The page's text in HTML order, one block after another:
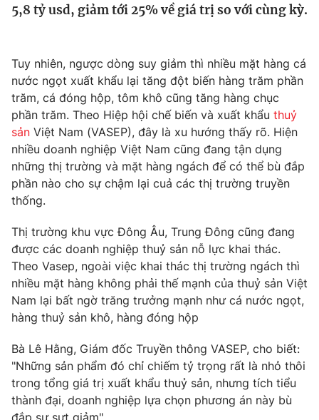
Thế giới đó đây
Câu chuyện quốc tế
Kinh tế
Tài chính
Thị trường
Góc doanh nghiệp
Dữ liệu và đời sống
Truyền hình
Phim VTV
Hậu trường
Nhân vật
Khán giả
Giải sao mai
Giải trí
Âm nhạc
Sao
Đời sống
Du lịch
Làm đẹp
Chất lượng cuộc sống
Giáo dục
Tuyển sinh
Công nghệ
Hitech Công nghệ tương lai
Sản phẩm
Thị trường
Giao lưu trực tuyến
Lịch phát sóng
5,8 tỷ usd, giảm tới 25% về giá trị so với cùng kỳ.
Tuy nhiên, ngược dòng suy giảm thì nhiều mặt hàng cá
nước ngọt xuất khẩu lại tăng đột biến hàng trăm phần
trăm, cá đóng hộp, tôm khô cũng tăng hàng chục
phần trăm. Theo Hiệp hội chế biến và xuất khẩu thuỷ
sản Việt Nam (VASEP), đây là xu hướng thấy rõ. Hiện
nhiều doanh nghiệp Việt Nam cũng đang tận dụng
những thị trường và mặt hàng ngách để có thể bù đắp
phần nào cho sự chậm lại cuả các thị trường truyền
thống.
Thị trường khu vực Đông Âu, Trung Đông cũng đang
được các doanh nghiệp thuỷ sản nỗ lực khai thác.
Theo Vasep, ngoài việc khai thác thị trường ngách thì
nhiều mặt hàng không phải thế mạnh của thuỷ sản Việt
Nam lại bất ngờ trăng trưởng mạnh như cá nước ngọt,
hàng thuỷ sản khô, hàng đóng hộp
Bà Lê Hằng, Giám đốc Truyền thông VASEP, cho biết:
"Những sản phẩm đó chỉ chiếm tỷ trọng rất là nhỏ thôi
trong tổng giá trị xuất khẩu thuỷ sản, nhưng tích tiểu
thành đại, doanh nghiệp lựa chọn phương án này bù
đắp sự sựt giảm".